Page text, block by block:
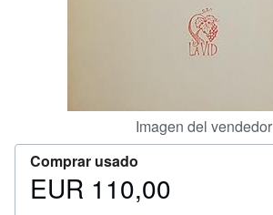
Imagen del vendedor
Comprar usado
Precio
EUR 110,00